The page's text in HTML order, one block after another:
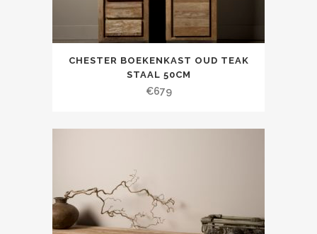
CHESTER BOEKENKAST OUD TEAK
STAAL 50CM
€679